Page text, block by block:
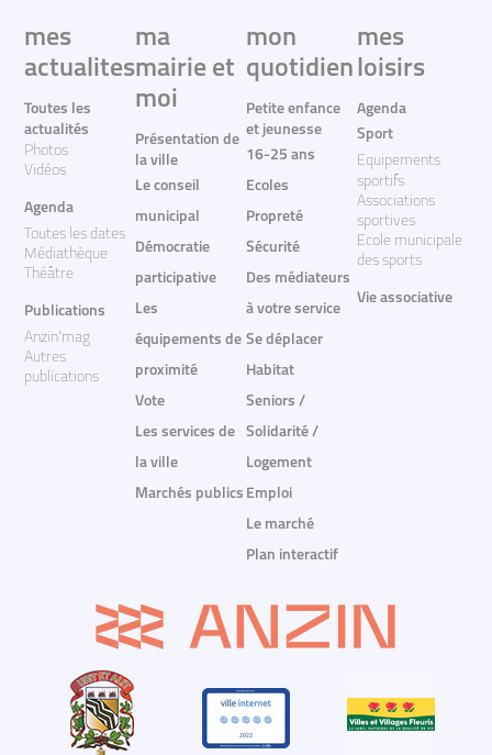
mes
actualites
Toutes les
actualités
Photos
Vidéos
Agenda
Toutes les dates
Médiathèque
Théâtre
Publications
Anzin'mag
Autres
publications
ma
mairie et
moi
Présentation de
la ville
Le conseil
municipal
Démocratie
participative
Les
équipements de
proximité
Vote
Les services de
la ville
Marchés publics
mon
quotidien
Petite enfance
et jeunesse
16-25 ans
Ecoles
Propreté
Sécurité
Des médiateurs
à votre service
Se déplacer
Habitat
Seniors /
Solidarité /
Logement
Emploi
Le marché
Plan interactif
mes
loisirs
Agenda
Sport
Equipements
sportifs
Associations
sportives
Ecole municipale
des sports
Vie associative